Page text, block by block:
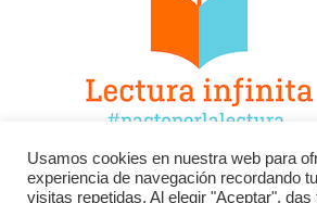
Facebook Twitter
Usamos cookies en nuestra web para
experiencia de navegación recordando
visitas repetidas. Al elegir "Aceptar",